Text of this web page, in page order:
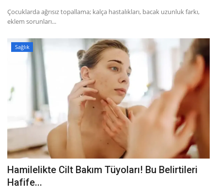
Çocuklarda ağrısız topallama; kalça hastalıkları, bacak uzunluk farkı,
eklem sorunları...
Sağlık
Hamilelikte Cilt Bakım Tüyoları! Bu Belirtileri
Hafife...